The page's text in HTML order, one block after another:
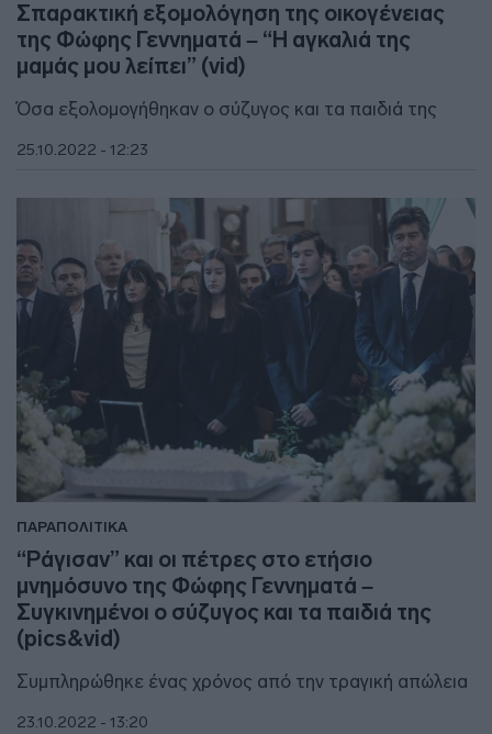
Σπαρακτική εξομολόγηση της οικογένειας
της Φώφης Γεννηματά – “Η αγκαλιά της
μαμάς μου λείπει” (vid)
Όσα εξολομογήθηκαν ο σύζυγος και τα παιδιά της
25.10.2022 - 12:23
ΠΑΡΑΠΟΛΙΤΙΚΑ
“Ράγισαν” και οι πέτρες στο ετήσιο
μνημόσυνο της Φώφης Γεννηματά –
Συγκινημένοι ο σύζυγος και τα παιδιά της
(pics&vid)
Συμπληρώθηκε ένας χρόνος από την τραγική απώλεια
23.10.2022 - 13:20